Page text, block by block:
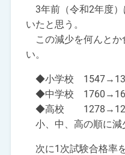
3年前（令和2年度）
いたと思う。
この減少を何んとか
い。
◆小学校
◆中学校
◆高校
小、中、高の順に減
次に1次試験合格率